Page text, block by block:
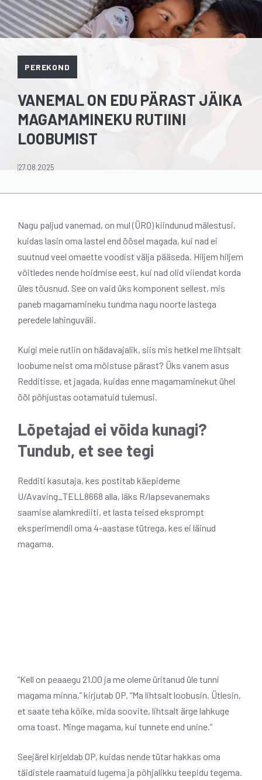
PEREKOND
VANEMAL ON EDU PÄRAST JÄIKA
MAGAMAMINEKU RUTIINI
LOOBUMIST
27.08.2025
Nagu paljud vanemad, on mul (ÜRO) kiindunud mälestusi,
kuidas lasin oma lastel end öösel magada, kui nad ei
suutnud veel omaette voodist välja pääseda. Hiljem hiljem
võitledes nende hoidmise eest, kui nad olid viiendat korda
üles tõusnud. See on vaid üks komponent sellest, mis
paneb magamamineku tundma nagu noorte lastega
peredele lahinguväli.
Kuigi meie rutiin on hädavajalik, siis mis hetkel me lihtsalt
loobume neist oma mõistuse pärast? Üks vanem asus
Redditisse, et jagada, kuidas enne magamaminekut ühel
ööl põhjustas ootamatuid tulemusi.
Lõpetajad ei võida kunagi?
Tundub, et see tegi
Redditi kasutaja, kes postitab käepideme
U/Avaving_TELL8668 alla, läks R/lapsevanemaks
saamise alamkrediiti, et lasta teised eksprompt
eksperimendil oma 4-aastase tütrega, kes ei läinud
magama.
“Kell on peaaegu 21.00 ja me oleme üritanud üle tunni
magama minna,” kirjutab OP. “Ma lihtsalt loobusin. Ütlesin,
et saate teha kõike, mida soovite, lihtsalt ärge lahkuge
oma toast. Minge magama, kui tunnete end unine.”
Seejärel kirjeldab OP, kuidas nende tütar hakkas oma
täidistele raamatuid lugema ja põhjalikku teepidu tegema.